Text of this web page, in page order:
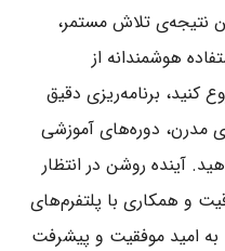
نتیجه‌ی تلاش مستمر،
هوشمندانه از
کنید، برنامه‌ریزی دقیق
مدرن، دوره‌های آموزشی
آینده روشن در انتظار
و همکاری با پلتفرم‌های
به امید موفقیت و پیشرفت